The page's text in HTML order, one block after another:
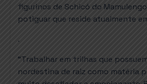
figurinos de Schicó do
potiguar que reside atualmente
.
“Trabalhar em trilhas que
nordestina de raiz como matéria